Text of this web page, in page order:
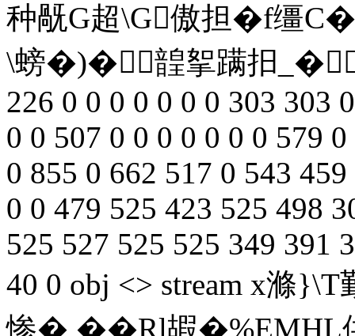
种旤G超\G傲担�f缰
\螃�)�韹挐蹒抇
226 0 0 0 0 0 0 0 303 303
0 0 507 0 0 0 0 0 0 0 579
0 855 0 662 517 0 543
0 0 479 525 423 525 498
525 527 525 525 349 391
40 0 obj <> stream x滌
惨� ��Rl嘏�%EMHL